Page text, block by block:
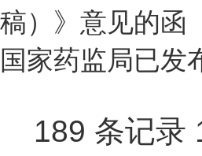
稿）》意见的函
国家药监局已发
189 条记录